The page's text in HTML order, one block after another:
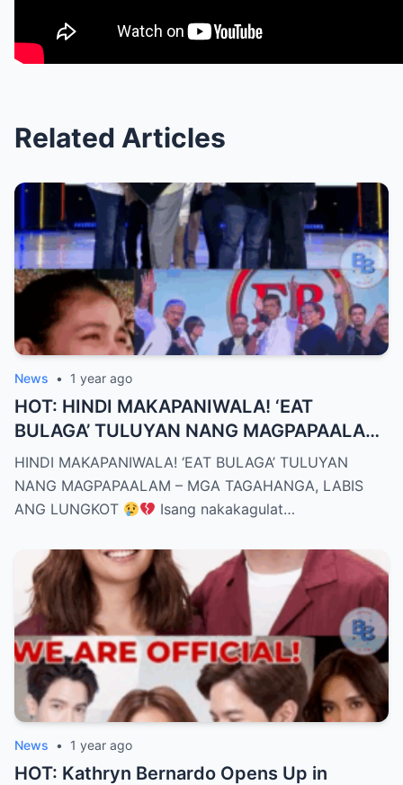
Related Articles
News • 1 year ago
HOT: HINDI MAKAPANIWALA! ‘EAT
BULAGA’ TULUYAN NANG MAGPAPAALAM
– MGA TAGAHANGA, LABIS ANG LUNGKOT
HINDI MAKAPANIWALA! ‘EAT BULAGA’ TULUYAN
NANG MAGPAPAALAM – MGA TAGAHANGA, LABIS
ANG LUNGKOT
Isang nakakagulat…
News • 1 year ago
HOT: Kathryn Bernardo Opens Up in